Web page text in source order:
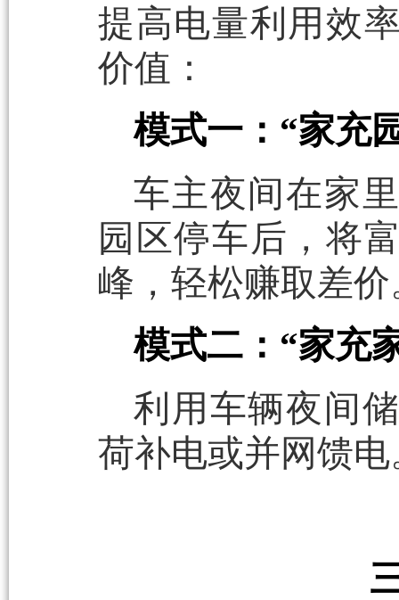
提高电量利用效
价值：
模式一：“家充
车主夜间在家
园区停车后，将
峰，轻松赚取差价
模式二：“家充
利用车辆夜间
荷补电或并网馈电